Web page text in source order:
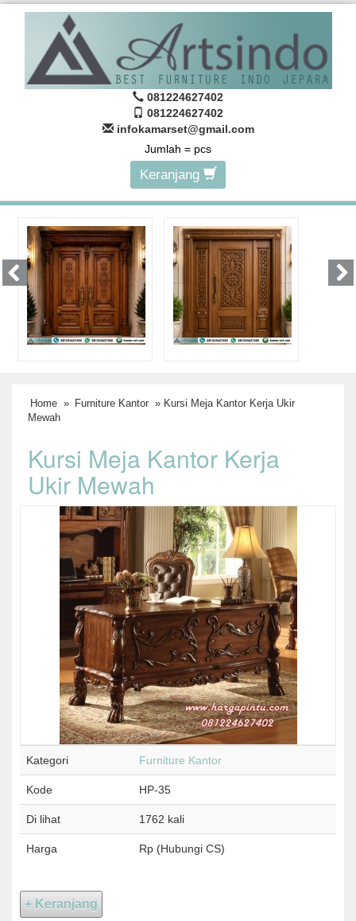
081224627402
081224627402
infokamarset@gmail.com
Jumlah = pcs
Keranjang
Home » Furniture Kantor » Kursi Meja Kantor Kerja Ukir
Mewah
Kursi Meja Kantor Kerja
Ukir Mewah
Kategori Furniture Kantor
Kode HP-35
Di lihat 1762 kali
Harga Rp (Hubungi CS)